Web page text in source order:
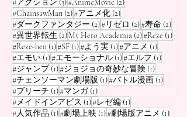
#アクション (3)#AnimeMovie (2)
#ChainsawMan (2)2 Beiträge
#アニメ化 (2)2 Beiträge
#ダークファンタジー (2)2 Beiträge
#リゼロ (2)2 Beiträge
#寿命 (2)2
#異世界転生 (2)2 Beiträge
My Hero Academia (2)2 Beiträge
#Reze (1)1
#Reze-hen (1)1 Beitrag
#SF (1)1 Beitrag
#よう実 (1)1 Beitrag
#アニメ (1)1 Beitrag
#エモい (1)1 Beitrag
#エモーショナル (1)1 Beitrag
#エルフ (1)1 Beitrag
#ジャンプ (1)1 Beitrag
#ジョジョの奇妙な冒険 (1)1 Beitrag
#チェンソーマン劇場版 (1)1 Beitrag
#バトル漫画 (1)1 Beitrag
#ブリーチ (1)1 Beitrag
#マンガ (1)1 Beitrag
#メイドインアビス (1)1 Beitrag
#レゼ編 (1)1 Beitrag
#人気作品 (1)1 Beitrag
#劇場上映 (1)1 Beitrag
#劇場版アニメ (1)1